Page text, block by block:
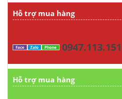
Hỗ trợ mua hàng
Face Zalo Phone 0947.113.151
Hỗ trợ mua hàng